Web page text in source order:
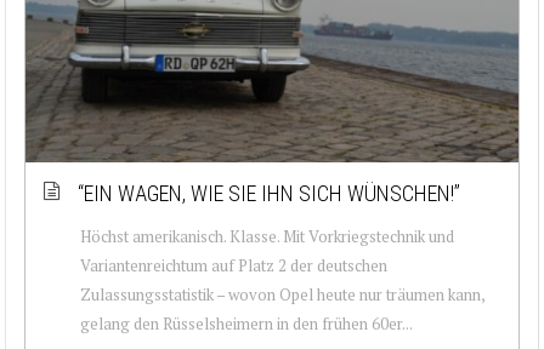
“EIN WAGEN, WIE SIE IHN SICH WÜNSCHEN!”
Höchst amerikanisch. Klasse. Mit Vorkriegstechnik und
Variantenreichtum auf Platz 2 der deutschen
Zulassungsstatistik – wovon Opel heute nur träumen kann,
gelang den Rüsselsheimern in den frühen 60er...